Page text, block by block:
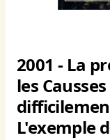
2001 - La
les
L'exemple